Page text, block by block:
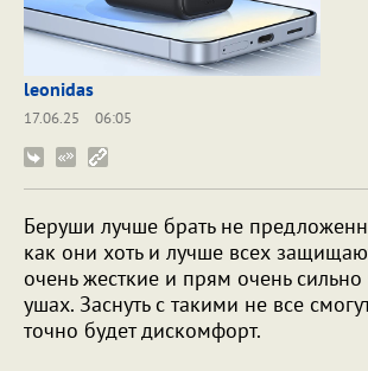
leonidas
17.06.25
06:05
Беруши лучше брать не
как они хоть и лучше всех
очень жесткие и прям очень сильно
ушах. Заснуть с такими не все
точно будет дискомфорт.